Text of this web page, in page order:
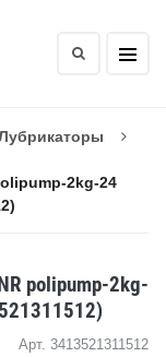
2kg-24
polipump-2kg-
Арт. 3413521311512